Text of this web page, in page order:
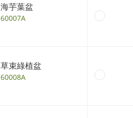
海芋葉盆
60007A
草束綠植盆
60008A